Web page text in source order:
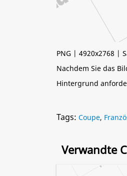
PNG | 4920x2768 |
Nachdem Sie das
Hintergrund
Tags: Coupe,
Verwandte